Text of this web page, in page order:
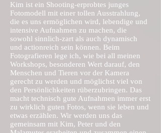
Kim ist ein Shooting-erprobtes junges
Fotomodell mit einer tollen Ausstrahlung,
die es uns ermöglichen wird, lebendige und
intensive Aufnahmen zu machen, die
sowohl sinnlich-zart als auch dynamisch
und actionreich sein können. Beim
Fotografieren lege ich, wie bei all meinen
Workshops, besonderen Wert darauf, den
Menschen und Tieren vor der Kamera
gerecht zu werden und möglichst viel von
den Persönlichkeiten rüberzubringen. Das
macht technisch gute Aufnahmen immer erst
zu wirklich guten Fotos, wenn sie leben und
etwas erzählen. Wir werden uns das
gemeinsam mit Kim, Peter und den